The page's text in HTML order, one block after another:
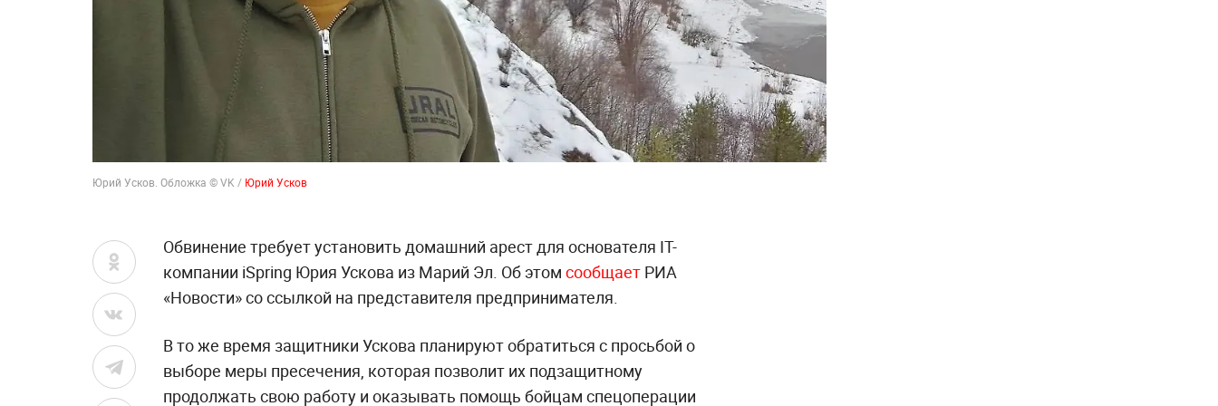
Юрий Усков. Обложка © VK / Юрий Усков
Обвинение требует установить домашний арест для основателя IT-
компании iSpring Юрия Ускова из Марий Эл. Об этом сообщает РИА
«Новости» со ссылкой на представителя предпринимателя.
В то же время защитники Ускова планируют обратиться с просьбой о
выборе меры пресечения, которая позволит их подзащитному
продолжать свою работу и оказывать помощь бойцам спецоперации